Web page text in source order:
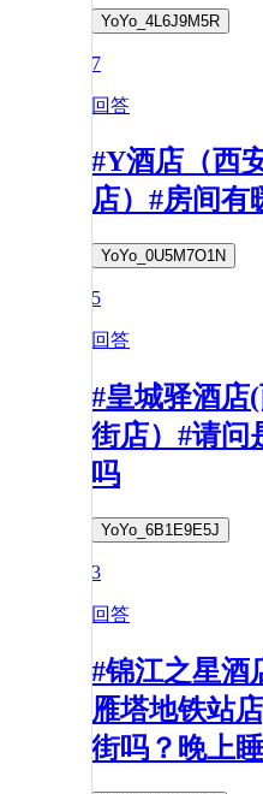
YoYo_4L6J9M5R
7
回答
#Y酒店（西
店）#房间有
YoYo_0U5M7O1N
5
回答
#皇城驿酒店
街店）#请问
吗
YoYo_6B1E9E5J
3
回答
#锦江之星酒
雁塔地铁站
街吗？晚上